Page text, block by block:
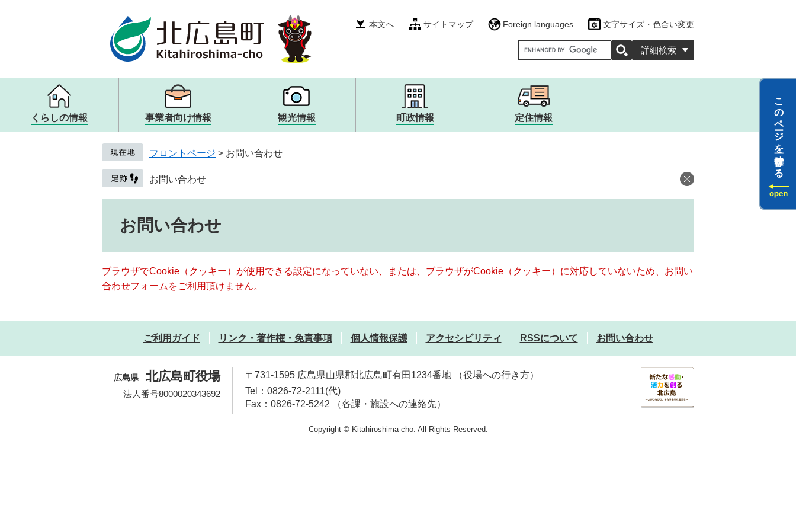
本文へ サイトマップ Foreign languages 文字サイズ・色合い変更
Googleカスタム検索
詳細検索
くらしの情報
メニュー
戸籍・住民票・証明
子ども・教育
健康・医療・福祉
生活・交通・動物
事業者向け情報
メニュー
入札・契約
観光情報
メニュー
観光案内・ガイドブック
歴史・文化・アート
観光リンク・その他
町政情報
メニュー
町の概要
取り組み・提言
人権・男女共同参画
定住情報
フロントページ > お問い合わせ
お問い合わせ
お問い合わせ
ブラウザでCookie（クッキー）が使用できる設定になっていない、または、ブラウザがCookie（クッキー）に対応していないため、お問い
合わせフォームをご利用頂けません。
ご利用ガイド リンク・著作権・免責事項 個人情報保護 アクセシビリティ RSSについて お問い合わせ
広島県 北広島町役場
法人番号8000020343692
〒731-1595 広島県山県郡北広島町有田1234番地 （役場への行き方）
Tel：0826-72-2111(代)
Fax：0826-72-5242
（各課・施設への連絡先）
Copyright © Kitahiroshima-cho. All Rights Reserved.
このページを一時保存する